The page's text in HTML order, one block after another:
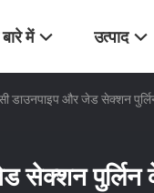
में उत्पाद
डाउनपाइप और जेड सेक्शन
सेक्शन